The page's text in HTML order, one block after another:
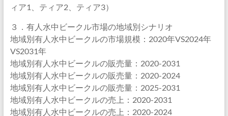
ィア1、ティア2、ティア3）
３．有人水中ビークル市場の地域別シナリオ
地域別有人水中ビークルの市場規模：2020年VS2024年
VS2031年
地域別有人水中ビークルの販売量：2020-2031
地域別有人水中ビークルの販売量：2020-2024
地域別有人水中ビークルの販売量：2025-2031
地域別有人水中ビークルの売上：2020-2031
地域別有人水中ビークルの売上：2020-2024